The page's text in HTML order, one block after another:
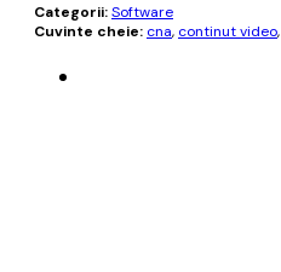
Categorii:Software
Cuvinte cheie: cna, continut video,